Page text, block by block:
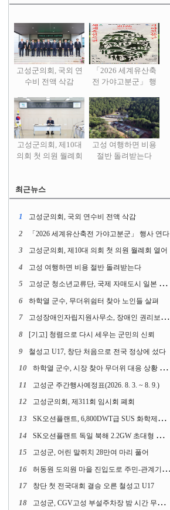
고성군의회, 국외 연
수비 전액 삭감
「2026 세계유산축
전 가야고분군」 행
고성군의회, 제10대
의회 첫 의원 월례회
고성 여행하면 비용
절반 돌려받는다
최근뉴스
1 고성군의회, 국외 연수비 전액 삭감
2 「2026 세계유산축전 가야고분군」 행사 연다
3 고성군의회, 제10대 의회 첫 의원 월례회 열어
4 고성 여행하면 비용 절반 돌려받는다
5 고성군 청소년교류단, 국제 자매도시 일본 가사오카시 찾아
6 하학열 군수, 무더위쉼터 찾아 노인들 살펴
7 고성장애인자립지원사무소, 장애인 권리보장 촉구 1인 시위 벌여
8 [기고] 청렴으로 다시 세우는 군민의 신뢰
9 철성고 U17, 창단 처음으로 전국 정상에 섰다
10 하학열 군수, 시장 찾아 무더위 대응 상황 살펴
11 고성군 주간행사예정표(2026. 8. 3. ~ 8. 9.)
12 고성군의회, 제311회 임시회 폐회
13 SK오션플랜트, 6,800DWT급 SUS 화학제품운반선 2척 수주
14 SK오션플랜트 독일 북해 2.2GW 초대형 해상변전소 하부구조물 수주
15 고성군, 어린 말쥐치 28만여 마리 풀어
16 허동원 도의원 마을 진입도로 주민-관계기관과 함께 간담회 열어
17 창단 첫 전국대회 결승 오른 철성고 U17
18 고성군, CGV고성 부설주차장 밤 시간 무료 개방한다